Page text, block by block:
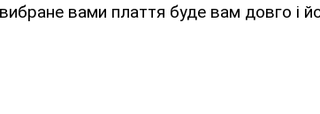
вами плаття буде вам довго і